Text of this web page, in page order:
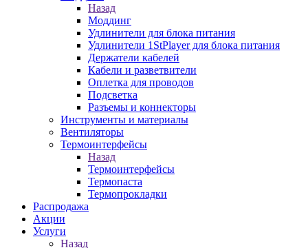
Назад
Моддинг
Удлинители для блока питания
Удлинители 1StPlayer для блока питания
Держатели кабелей
Кабели и разветвители
Оплетка для проводов
Подсветка
Разъемы и коннекторы
Инструменты и материалы
Вентиляторы
Термоинтерфейсы
Назад
Термоинтерфейсы
Термопаста
Термопрокладки
Распродажа
Акции
Услуги
Назад